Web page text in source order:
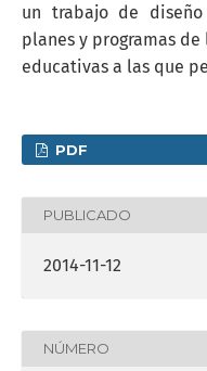
un trabajo de
planes y programas
educativas a las que
PDF
PUBLICADO
2014-11-12
NÚMERO